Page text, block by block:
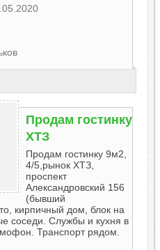
Продам гостинку
ХТЗ
Продам гостинку 9м2,
4/5,рынок ХТЗ,
проспект
Александровский 156
(бывший
кирпичный дом, блок на
соседи. Службы и кухня в
Транспорт рядом.